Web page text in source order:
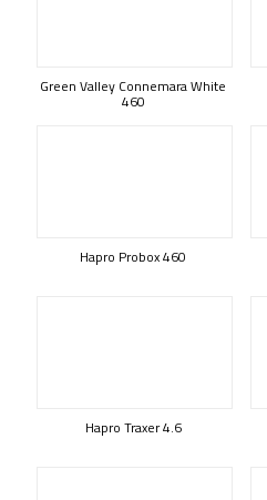
Green Valley Connemara White
460
Hapro Probox 460
Hapro Traxer 4.6